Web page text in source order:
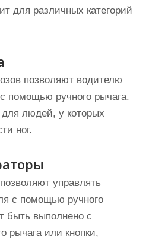
для различных категорий
позволяют водителю
помощью ручного рычага.
людей, у которых
ног.
управлять
с помощью ручного
быть выполнено с
рычага или кнопки,